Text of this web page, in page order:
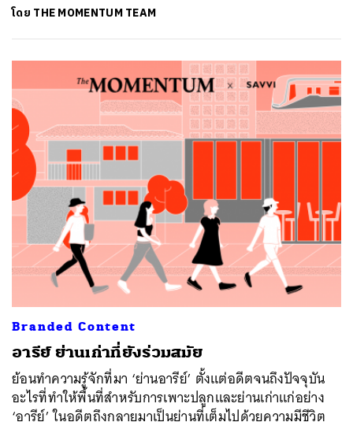
โดย THE MOMENTUM TEAM
Branded Content
อารีย์ ย่านเก่าที่ยังร่วมสมัย
ย้อนทำความรู้จักที่มา ‘ย่านอารีย์’ ตั้งแต่อดีตจนถึงปัจจุบัน
อะไรที่ทำให้พื้นที่สำหรับการเพาะปลูกและย่านเก่าแก่อย่าง
‘อารีย์’ ในอดีตถึงกลายมาเป็นย่านที่เต็มไปด้วยความมีชีวิต